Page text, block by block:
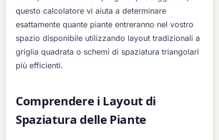
questo calcolatore vi aiuta a determinare
esattamente quante piante entreranno nel vostro
spazio disponibile utilizzando layout tradizionali a
griglia quadrata o schemi di spaziatura triangolari
più efficienti.
Comprendere i Layout di
Spaziatura delle Piante